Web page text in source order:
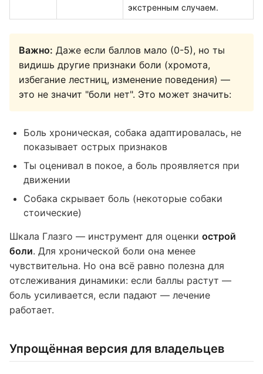
экстренным случаем.
Важно: Даже если баллов мало (0-5), но ты
видишь другие признаки боли (хромота,
избегание лестниц, изменение поведения) —
это не значит "боли нет". Это может значить:
Боль хроническая, собака адаптировалась, не
показывает острых признаков
Ты оценивал в покое, а боль проявляется при
движении
Собака скрывает боль (некоторые собаки
стоические)
Шкала Глазго — инструмент для оценки острой
боли. Для хронической боли она менее
чувствительна. Но она всё равно полезна для
отслеживания динамики: если баллы растут —
боль усиливается, если падают — лечение
работает.
Упрощённая версия для владельцев